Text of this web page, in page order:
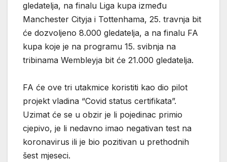
gledatelja, na finalu Liga kupa između
Manchester Cityja i Tottenhama, 25. travnja bit
će dozvoljeno 8.000 gledatelja, a na finalu FA
kupa koje je na programu 15. svibnja na
tribinama Wembleyja bit će 21.000 gledatelja.
FA će ove tri utakmice koristiti kao dio pilot
projekt vladina “Covid status certifikata”.
Uzimat će se u obzir je li pojedinac primio
cjepivo, je li nedavno imao negativan test na
koronavirus ili je bio pozitivan u prethodnih
šest mjeseci.